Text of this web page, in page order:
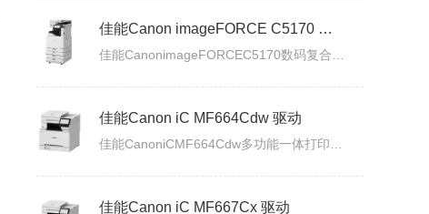
佳能Canon imageFORCE C5150 驱动
佳能Canon imageFORCE C5170 驱动
佳能Canon iC MF664Cdw 驱动